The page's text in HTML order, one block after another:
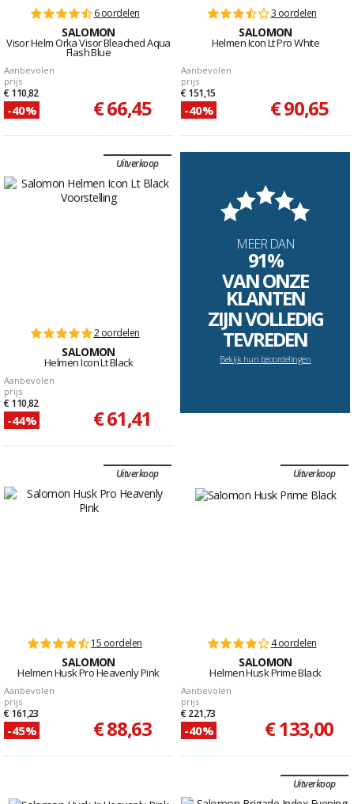
6 oordelen
SALOMON
Visor Helm Orka Visor Bleached Aqua
Flash Blue
Aanbevolen
prijs
€ 110,82
-40% € 66,45
3 oordelen
SALOMON
Helmen Icon Lt Pro White
Aanbevolen
prijs
€ 151,15
-40% € 90,65
Uitverkoop
2 oordelen
SALOMON
Helmen Icon Lt Black
Aanbevolen
prijs
€ 110,82
-44% € 61,41
MEER DAN
91%
VAN ONZE
KLANTEN
ZIJN VOLLEDIG
TEVREDEN
Bekijk hun beoordelingen
Uitverkoop
15 oordelen
SALOMON
Helmen Husk Pro Heavenly Pink
Aanbevolen
prijs
€ 161,23
-45% € 88,63
Uitverkoop
4 oordelen
SALOMON
Helmen Husk Prime Black
Aanbevolen
prijs
€ 221,73
-40% € 133,00
Uitverkoop